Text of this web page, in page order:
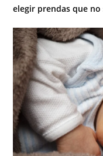
elegir prendas que